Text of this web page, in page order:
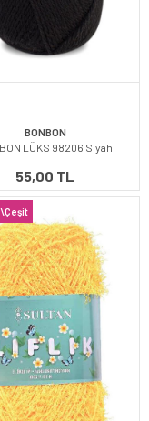
BONBON
LÜKS 98206 Siyah
55,00 TL